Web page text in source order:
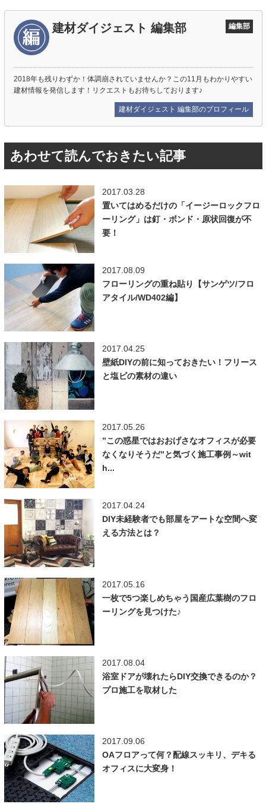
建材ダイジェスト 編集部 編集部
2018年も残りわずか！体調崩されていませんか？この11月もわかりやすい
建材情報を発信します！リクエストもお待ちしております♪
建材ダイジェスト 編集部のプロフィール
あわせて読んでおきたい記事
2017.03.28
置いてはめるだけの「イージーロックフロ
ーリング」は釘・ボンド・原状回復が不
要！
2017.08.09
フローリングの重ね貼り【サンゲツ/フロ
アタイル/WD402編】
2017.04.25
壁紙DIYの前に知っておきたい！フリース
と塩ビの素材の違い
2017.05.26
”この惑星ではおおげさなオフィスが必要
なくなりそうだ”と気づく施工事例～wit
h...
2017.04.24
DIY未経験者でも部屋をアートな空間へ変
える方法とは？
2017.05.16
一枚で5つ楽しめちゃう国産広葉樹のフロ
ーリングを見つけた♪
2017.08.04
浴室ドアが壊れたらDIY交換できるのか？
プロ施工を取材した
2017.09.06
OAフロアって何？配線スッキリ、デキる
オフィスに大変身！